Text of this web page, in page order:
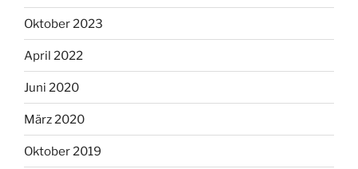
Oktober 2023
April 2022
Juni 2020
März 2020
Oktober 2019